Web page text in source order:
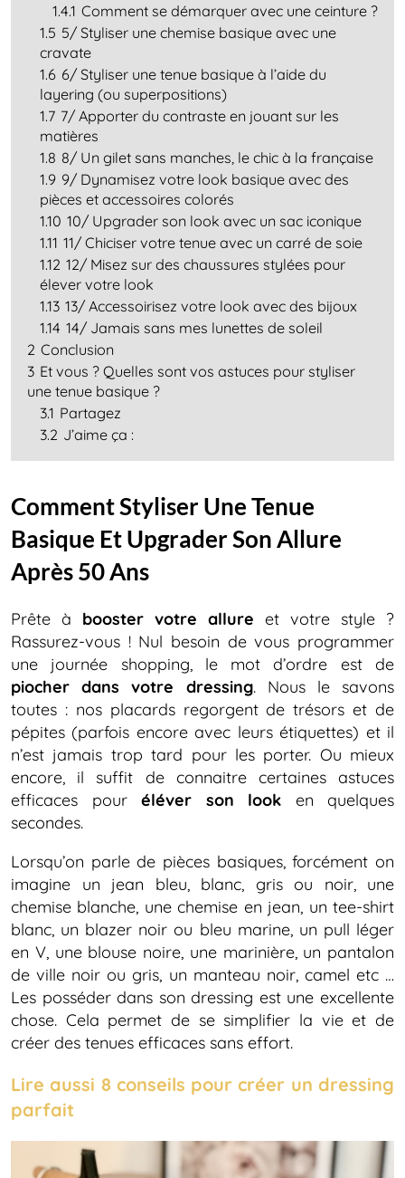
1.4.1 Comment se démarquer avec une ceinture ?
1.5 5/ Styliser une chemise basique avec une
cravate
1.6 6/ Styliser une tenue basique à l’aide du
layering (ou superpositions)
1.7 7/ Apporter du contraste en jouant sur les
matières
1.8 8/ Un gilet sans manches, le chic à la française
1.9 9/ Dynamisez votre look basique avec des
pièces et accessoires colorés
1.10 10/ Upgrader son look avec un sac iconique
1.11 11/ Chiciser votre tenue avec un carré de soie
1.12 12/ Misez sur des chaussures stylées pour
élever votre look
1.13 13/ Accessoirisez votre look avec des bijoux
1.14 14/ Jamais sans mes lunettes de soleil
2 Conclusion
3 Et vous ? Quelles sont vos astuces pour styliser
une tenue basique ?
3.1 Partagez
3.2 J’aime ça :
Comment Styliser Une Tenue
Basique Et Upgrader Son Allure
Après 50 Ans
Prête à booster votre allure et votre style ?
Rassurez-vous ! Nul besoin de vous programmer
une journée shopping, le mot d’ordre est de
piocher dans votre dressing. Nous le savons
toutes : nos placards regorgent de trésors et de
pépites (parfois encore avec leurs étiquettes) et il
n’est jamais trop tard pour les porter. Ou mieux
encore, il suffit de connaitre certaines astuces
efficaces pouréléver son look en quelques
secondes.
Lorsqu’on parle de pièces basiques, forcément on
imagine un jean bleu, blanc, gris ou noir, une
chemise blanche, une chemise en jean, un tee-shirt
blanc, un blazer noir ou bleu marine, un pull léger
en V, une blouse noire, une marinière, un pantalon
de ville noir ou gris, un manteau noir, camel etc …
Les posséder dans son dressing est une excellente
chose. Cela permet de se simplifier la vie et de
créer des tenues efficaces sans effort.
Lire aussi 8 conseils pour créer un dressing
parfait